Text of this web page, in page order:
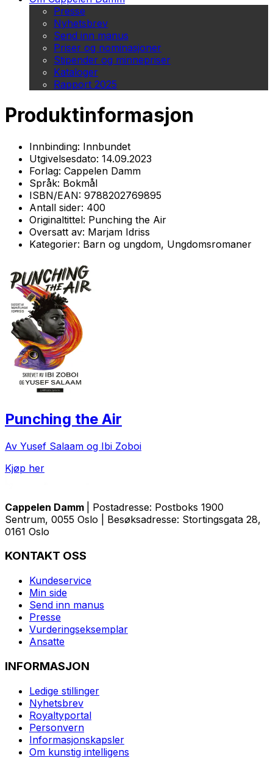
Presse
Nyhetsbrev
Send inn manus
Priser og nominasjoner
Stipender og minnepriser
Kataloger
Rapport 2025
Produktinformasjon
Innbinding: Innbundet
Utgivelsesdato: 14.09.2023
Forlag: Cappelen Damm
Språk: Bokmål
ISBN/EAN: 9788202769895
Antall sider: 400
Originaltittel: Punching the Air
Oversatt av: Marjam Idriss
Kategorier: Barn og ungdom, Ungdomsromaner
Punching the Air
Av Yusef Salaam og Ibi Zoboi
Kjøp her
Cappelen Damm
| Postadresse: Postboks 1900
Sentrum, 0055 Oslo | Besøksadresse: Stortingsgata 28,
0161 Oslo
KONTAKT OSS
Kundeservice
Min side
Send inn manus
Presse
Vurderingseksemplar
Ansatte
INFORMASJON
Ledige stillinger
Nyhetsbrev
Royaltyportal
Personvern
Informasjonskapsler
Om kunstig intelligens